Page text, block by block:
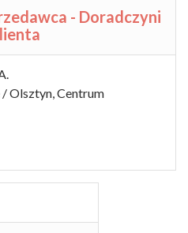
- Doradczyni
Olsztyn, Centrum